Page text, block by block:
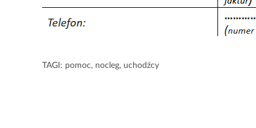
TAGI: pomoc, nocleg, uchodźcy